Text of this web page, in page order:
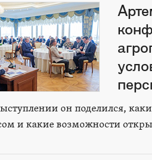
он поделился,
и какие возможности